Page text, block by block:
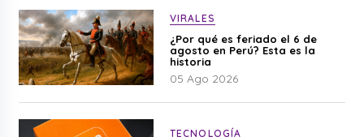
VIRALES
¿Por qué es feriado el 6 de
agosto en Perú? Esta es la
historia
05 Ago 2026
TECNOLOGÍA